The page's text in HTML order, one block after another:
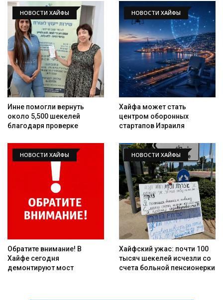
НОВОСТИ ХАЙФЫ
Инне помогли вернуть
около 5,500 шекелей
благодаря проверке
НОВОСТИ ХАЙФЫ
Хайфа может стать
центром оборонных
стартапов Израиля
НОВОСТИ ХАЙФЫ
Обратите внимание! В
Хайфе сегодня
демонтируют мост
НОВОСТИ ХАЙФЫ
Хайфский ужас: почти 100
тысяч шекелей исчезли со
счета больной пенсионерки